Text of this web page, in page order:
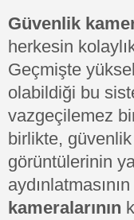
Güvenlik
herkesin
Geçmişte
olabildiği bu
vazgeçilemez
birlikte, güvenlik
görüntülerinin
kameralarının